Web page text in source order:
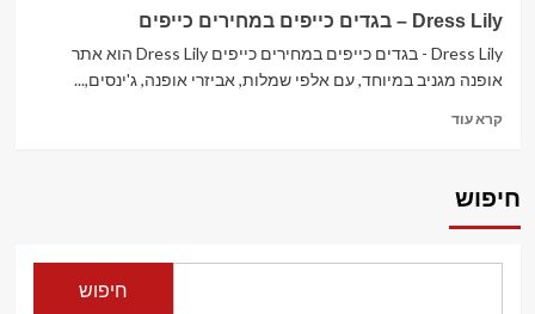
Dress Lily – בגדים כייפים במחירים כייפים
Dress Lily - בגדים כייפים במחירים כייפים Dress Lily הוא אתר
אופנה מגניב במיוחד, עם אלפי שמלות, אביזרי אופנה, ג'ינסים,...
קרא עודRead
–
חיפוש
חיפוש